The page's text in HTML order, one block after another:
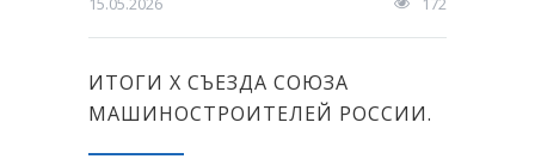
ИТОГИ Х СЪЕЗДА СОЮЗА
МАШИНОСТРОИТЕЛЕЙ РОССИИ.